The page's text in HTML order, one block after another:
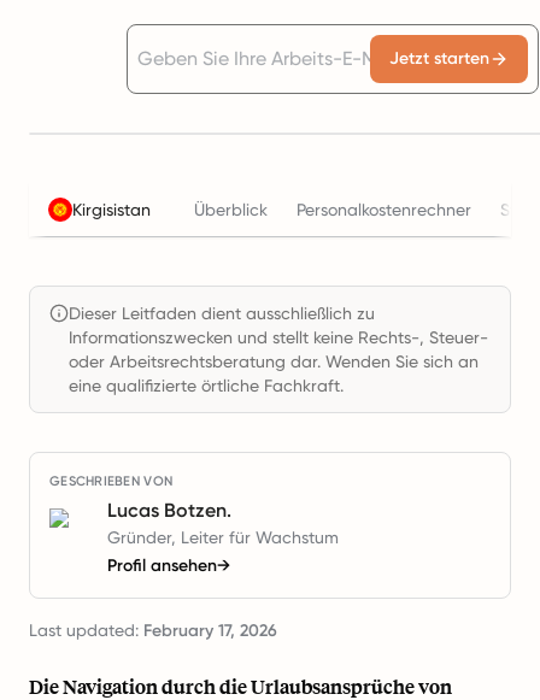
Jetzt starten
Kirgisistan Überblick Personalkostenrechner
Dieser Leitfaden dient ausschließlich zu
Informationszwecken und stellt keine Rechts-, Steuer-
oder Arbeitsrechtsberatung dar. Wenden Sie sich an
eine qualifizierte örtliche Fachkraft.
GESCHRIEBEN VON
Lucas Botzen.
Gründer, Leiter für Wachstum
Profil ansehen→
Last updated: February 17, 2026
Die Navigation durch die Urlaubsansprüche von